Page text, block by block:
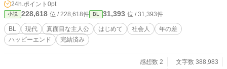
載しています。 ☆この物語はフィクションです。実在する
個人・団体には、何ら関係ございません。
24h.ポイント 0pt
小説 228,618 位 / 228,618件 BL 31,393 位 / 31,393件
BL 現代 真面目な主人公 はじめて 社会人
年の差
ハッピーエンド
完結済み
感想数 2
文字数 388,983